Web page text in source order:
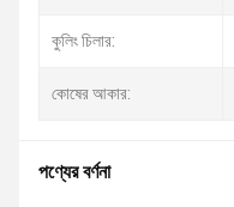
কুলিং চিলার:
কোষের আকার:
পণ্যের বর্ণনা